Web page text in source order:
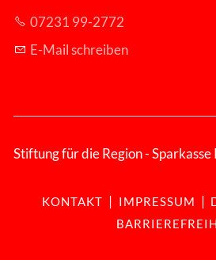
07231 99-2772
E-Mail schreiben
Stiftung für die Region -
KONTAKT | IMPRESSUM |